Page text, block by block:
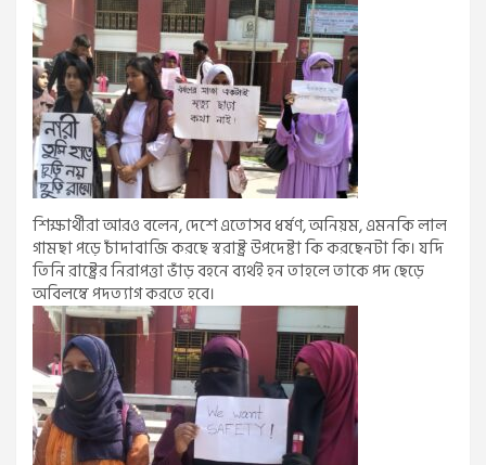
শিক্ষার্থীরা আরও বলেন, দেশে এতোসব ধর্ষণ, অনিয়ম, এমনকি লাল
গামছা পড়ে চাঁদাবাজি করছে স্বরাষ্ট্র উপদেষ্টা কি করছেনটা কি। যদি
তিনি রাষ্ট্রের নিরাপত্তা ভাঁড় বহনে ব্যর্থই হন তাহলে তাকে পদ ছেড়ে
অবিলম্বে পদত্যাগ করতে হবে।